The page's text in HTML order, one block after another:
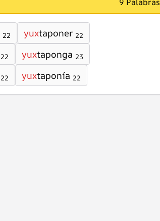
22 yuxtaponer 22
22 yuxtaponga 23
22 yuxtaponía 22